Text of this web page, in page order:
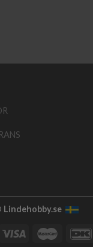
Lindehobby.se